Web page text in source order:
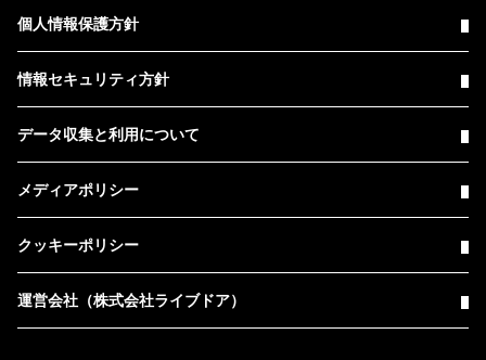
個人情報保護方針
情報セキュリティ方針
データ収集と利用について
メディアポリシー
クッキーポリシー
運営会社（株式会社ライブドア）